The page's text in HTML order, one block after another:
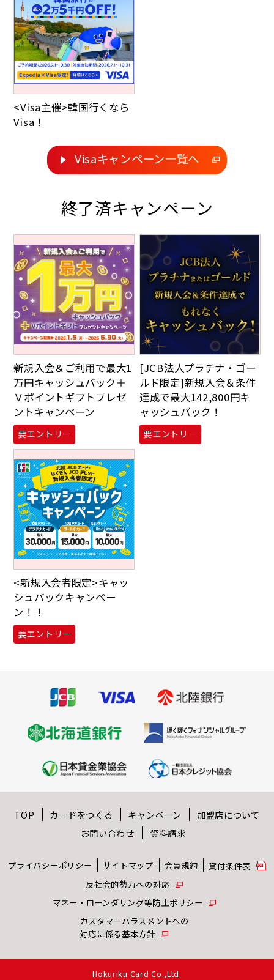
<Visa主催>韓国行くなら
Visa！
Visaキャンペーン一覧へ
終了済キャンペーン
新規入会＆ご利用で最大1
万円キャッシュバック＋
Ｖポイントギフトプレゼ
ントキャンペーン
要エントリー
[JCB法人プラチナ・ゴー
ルド限定]新規入会＆条件
達成で最大142,800円キ
ャッシュバック！
要エントリー
<新規入会者限定>キャッ
シュバックキャンペー
ン！！
要エントリー
TOP カードをつくる キャンペーン
加盟店について
お問い合わせ
資料請求
プライバシーポリシー サイトマップ 会員規約
貸付条件表
反社会的勢⼒への対応
マネー・ローンダリング等防⽌ポリシー
カスタマーハラスメントへの
対応に係る基本方針
Hokuriku Card Co.,Ltd.